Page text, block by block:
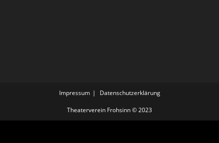
Impressum Datenschutzerklärung
Theaterverein Frohsinn © 2023